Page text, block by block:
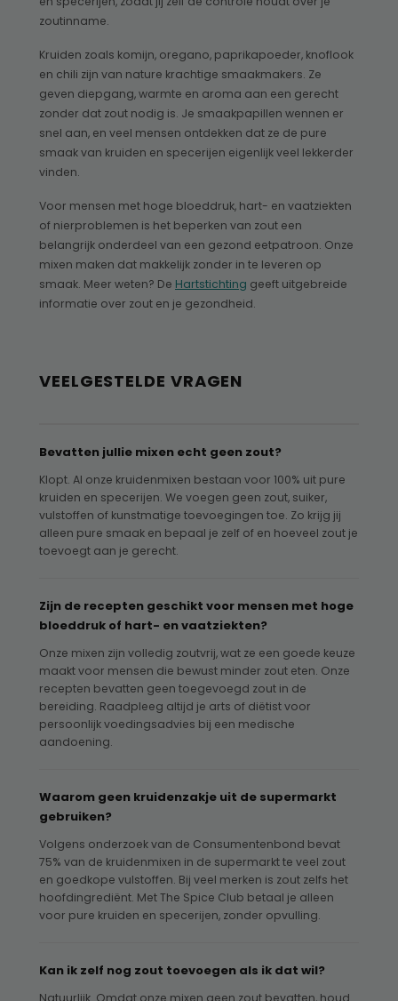
zoutinname.
Kruiden zoals komijn, oregano, paprikapoeder, knoflook
en chili zijn van nature krachtige smaakmakers. Ze
geven diepgang, warmte en aroma aan een gerecht
zonder dat zout nodig is. Je smaakpapillen wennen er
snel aan, en veel mensen ontdekken dat ze de pure
smaak van kruiden en specerijen eigenlijk veel lekkerder
vinden.
Voor mensen met hoge bloeddruk, hart- en vaatziekten
of nierproblemen is het beperken van zout een
belangrijk onderdeel van een gezond eetpatroon. Onze
mixen maken dat makkelijk zonder in te leveren op
smaak. Meer weten? De Hartstichting geeft uitgebreide
informatie over zout en je gezondheid.
VEELGESTELDE VRAGEN
Bevatten jullie mixen echt geen zout?
Klopt. Al onze kruidenmixen bestaan voor 100% uit pure
kruiden en specerijen. We voegen geen zout, suiker,
vulstoffen of kunstmatige toevoegingen toe. Zo krijg jij
alleen pure smaak en bepaal je zelf of en hoeveel zout je
toevoegt aan je gerecht.
Zijn de recepten geschikt voor mensen met hoge
bloeddruk of hart- en vaatziekten?
Onze mixen zijn volledig zoutvrij, wat ze een goede keuze
maakt voor mensen die bewust minder zout eten. Onze
recepten bevatten geen toegevoegd zout in de
bereiding. Raadpleeg altijd je arts of diëtist voor
persoonlijk voedingsadvies bij een medische
aandoening.
Waarom geen kruidenzakje uit de supermarkt
gebruiken?
Volgens onderzoek van de Consumentenbond bevat
75% van de kruidenmixen in de supermarkt te veel zout
en goedkope vulstoffen. Bij veel merken is zout zelfs het
hoofdingrediënt. Met The Spice Club betaal je alleen
voor pure kruiden en specerijen, zonder opvulling.
Kan ik zelf nog zout toevoegen als ik dat wil?